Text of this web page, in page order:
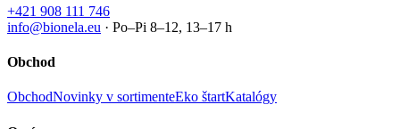
+421 908 111 746
info@bionela.eu · Po–Pi 8–12, 13–17 h
Obchod
ObchodNovinky v sortimenteEko štartKatalógy